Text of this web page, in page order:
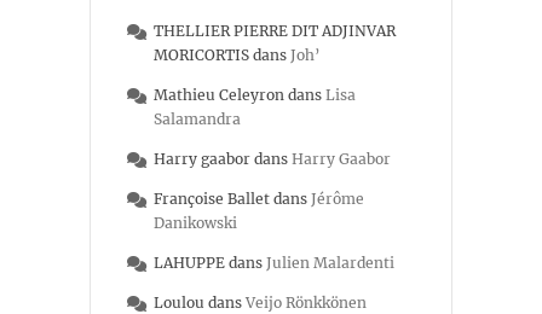
THELLIER PIERRE DIT ADJINVAR
MORICORTIS dans Joh’
Mathieu Celeyron dans Lisa
Salamandra
Harry gaabor dans Harry Gaabor
Françoise Ballet dans Jérôme
Danikowski
LAHUPPE dans Julien Malardenti
Loulou dans Veijo Rönkkönen